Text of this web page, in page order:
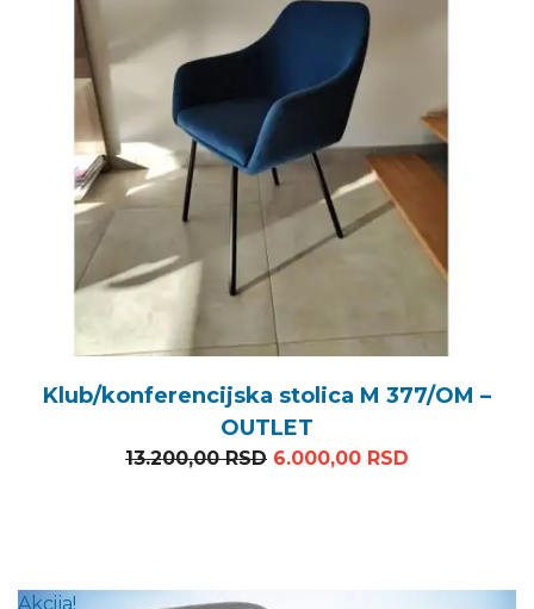
Klub/konferencijska stolica M 377/OM –
OUTLET
13.200,00RSD Originalna cena je bila:
6.000,00 RSD
Akcija!